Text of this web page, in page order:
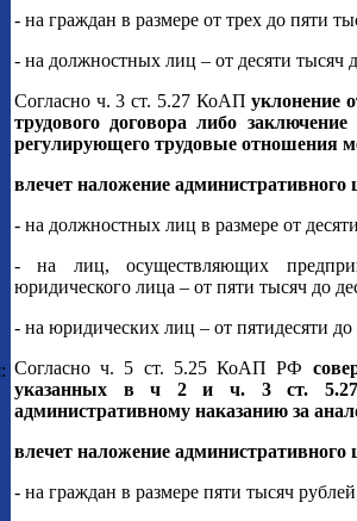
- на граждан в размере от трех до пяти
- на должностных лиц – от десяти тысяч
Согласно ч. 3 ст. 5.27 КоАПуклонение
трудового договора либо
регулирующего трудовые отношения
влечет наложение
- на должностных лиц в размере от
- на лиц, осуществляющих
юридического лица – от пяти тысяч до
- на юридических лиц – от пятидесяти до
Согласно ч. 5 ст. 5.25 КоАП РФ
указанных в ч 2 и ч. 3 ст.
административному наказанию за
влечет наложение
- на граждан в размере пяти тысяч